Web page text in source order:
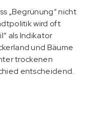
„Begrünung“ nicht
wird oft
als Indikator
und Bäume
trockenen
entscheidend.